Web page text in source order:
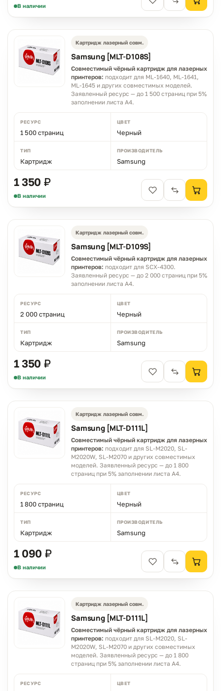
В наличии
Картридж лазерный совм.
Samsung [MLT-D108S]
Совместимый чёрный картридж для лазерных
принтеров: подходит для ML-1640, ML-1641,
ML-1645 и других совместимых моделей.
Заявленный ресурс — до 1 500 страниц при 5%
заполнении листа A4.
РЕСУРС
1 500 страниц
ЦВЕТ
Черный
ТИП
Картридж
ПРОИЗВОДИТЕЛЬ
Samsung
1 350 ₽
В наличии
Картридж лазерный совм.
Samsung [MLT-D109S]
Совместимый чёрный картридж для лазерных
принтеров: подходит для SCX-4300.
Заявленный ресурс — до 2 000 страниц при 5%
заполнении листа A4.
РЕСУРС
2 000 страниц
ЦВЕТ
Черный
ТИП
Картридж
ПРОИЗВОДИТЕЛЬ
Samsung
1 350 ₽
В наличии
Картридж лазерный совм.
Samsung [MLT-D111L]
Совместимый чёрный картридж для лазерных
принтеров: подходит для SL-M2020, SL-
M2020W, SL-M2070 и других совместимых
моделей. Заявленный ресурс — до 1 800
страниц при 5% заполнении листа A4.
РЕСУРС
1 800 страниц
ЦВЕТ
Черный
ТИП
Картридж
ПРОИЗВОДИТЕЛЬ
Samsung
1 090 ₽
В наличии
Картридж лазерный совм.
Samsung [MLT-D111L]
Совместимый чёрный картридж для лазерных
принтеров: подходит для SL-M2020, SL-
M2020W, SL-M2070 и других совместимых
моделей. Заявленный ресурс — до 1 800
страниц при 5% заполнении листа A4.
РЕСУРС ЦВЕТ